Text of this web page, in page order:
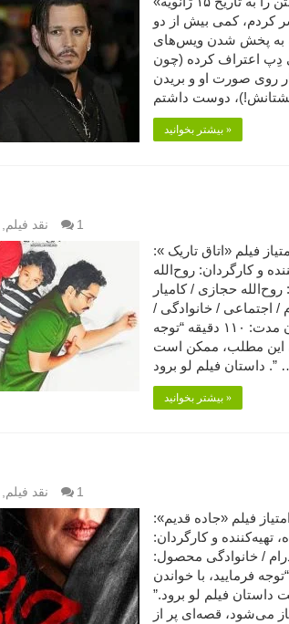
کردم، کمی بیش از دو
به پخش شدن ویس‌های
دِپ اعتراف کرده (چون
روی صورت او و بریدن
بیشتر بخوانید »
نقد فیلم 1
تاریک (۱۳۹۶) (۱) امتیاز فیلم «اتاق تاریک »:
و کارگردان: روح‌الله
حجازی / کامیار
/ اجتماعی / خانوادگی /
مرموز محصول: ایران مدت: ۱۱۰ دقیقه “توجه
این مطلب، ممکن است
فیلم لو برود .” …
بیشتر بخوانید »
نقد فیلم 1
قدیم (۱۳۹۶) (۱) امتیاز فیلم «جاده قدیم»:
تهیه‌کننده و کارگردان:
/ خانوادگی محصول:
۱۰۰ دقیقه “توجه فرمایید،‌ با خواندن
فیلم لو برود.”
می‌شود، قصه‌ای پر از